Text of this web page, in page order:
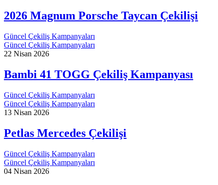
2026 Magnum Porsche Taycan Çekilişi
Güncel Çekiliş Kampanyaları
Güncel Çekiliş Kampanyaları
22 Nisan 2026
Bambi 41 TOGG Çekiliş Kampanyası
Güncel Çekiliş Kampanyaları
Güncel Çekiliş Kampanyaları
13 Nisan 2026
Petlas Mercedes Çekilişi
Güncel Çekiliş Kampanyaları
Güncel Çekiliş Kampanyaları
04 Nisan 2026